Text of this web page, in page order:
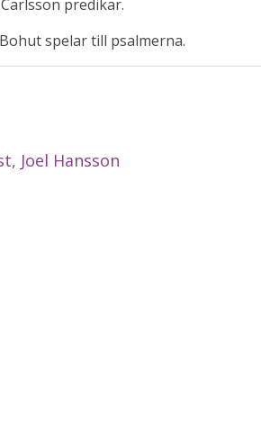
predikar.
spelar till psalmerna.
Joel Hansson